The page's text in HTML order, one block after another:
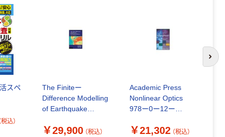
スペ
税込）
The Finiteー
Difference Modelling
of Earthquake
Ruptu（直送品）
￥29,900 （税込）
Academic Press
Nonlinear Optics
978ー0ー12ー
3792-69（直送品）
￥21,302 （税込）
次